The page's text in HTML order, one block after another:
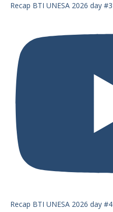
Recap BTI UNESA 2026 day #3
Recap BTI UNESA 2026 day #4